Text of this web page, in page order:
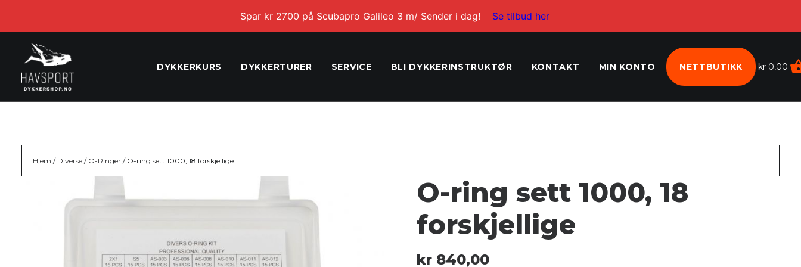
Spar kr 2700 på Scubapro Galileo 3 m/ Sender i dag! Se tilbud her
DYKKERKURS DYKKERTURER SERVICE BLI DYKKERINSTRUKTØR KONTAKT MIN KONTO NETTBUTIKK kr0,00
Hjem / Diverse / O-Ringer / O-ring sett 1000, 18 forskjellige
O-ring sett 1000, 18
forskjellige
kr 840,00